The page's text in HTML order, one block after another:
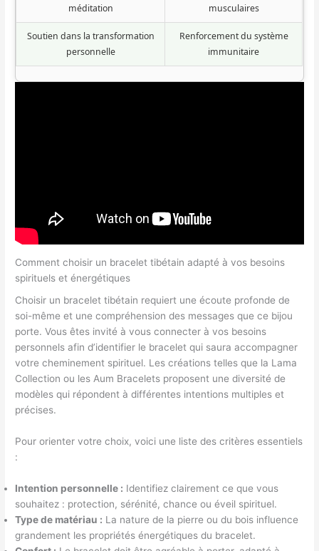
méditation
musculaires
Soutien dans la transformation
personnelle
Renforcement du système
immunitaire
m
p
a
r
t
i
f
l
i
s
t
a
t
d
f
f
é
r
z
u
n
e
o
l
o
n
n
e
p
o
r
f
l
t
r
e
o
t
-
c
é
p
o
u
r
r
e
c
e
r
h
e
r
d
z
u
n
e
o
l
o
n
n
e
p
o
r
t
i
e
r
l
Comment choisir un bracelet tibétain adapté à vos besoins
spirituels et énergétiques
Choisir un bracelet tibétain requiert une écoute profonde de
soi-même et une compréhension des messages que ce bijou
porte. Vous êtes invité à vous connecter à vos besoins
personnels afin d’identifier le bracelet qui saura accompagner
votre cheminement spirituel. Les créations telles que la Lama
Collection ou les Aum Bracelets proposent une diversité de
modèles qui répondent à différentes intentions multiples et
précises.
Pour orienter votre choix, voici une liste des critères essentiels
:
Intention personnelle : Identifiez clairement ce que vous
souhaitez : protection, sérénité, chance ou éveil spirituel.
Type de matériau : La nature de la pierre ou du bois influence
grandement les propriétés énergétiques du bracelet.